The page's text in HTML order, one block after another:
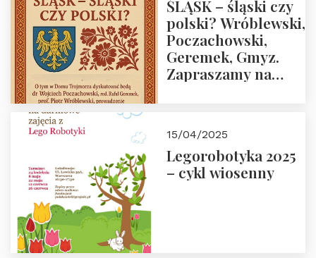
ŚLĄSK – śląski czy
polski? Wróblewski,
Poczachowski,
Geremek, Gmyz.
Zapraszamy na
Trójmorza.
15/04/2025
Legorobotyka 2025
– cykl wiosenny